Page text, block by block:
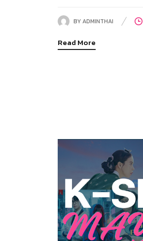
BYADMINTHAI
Read More